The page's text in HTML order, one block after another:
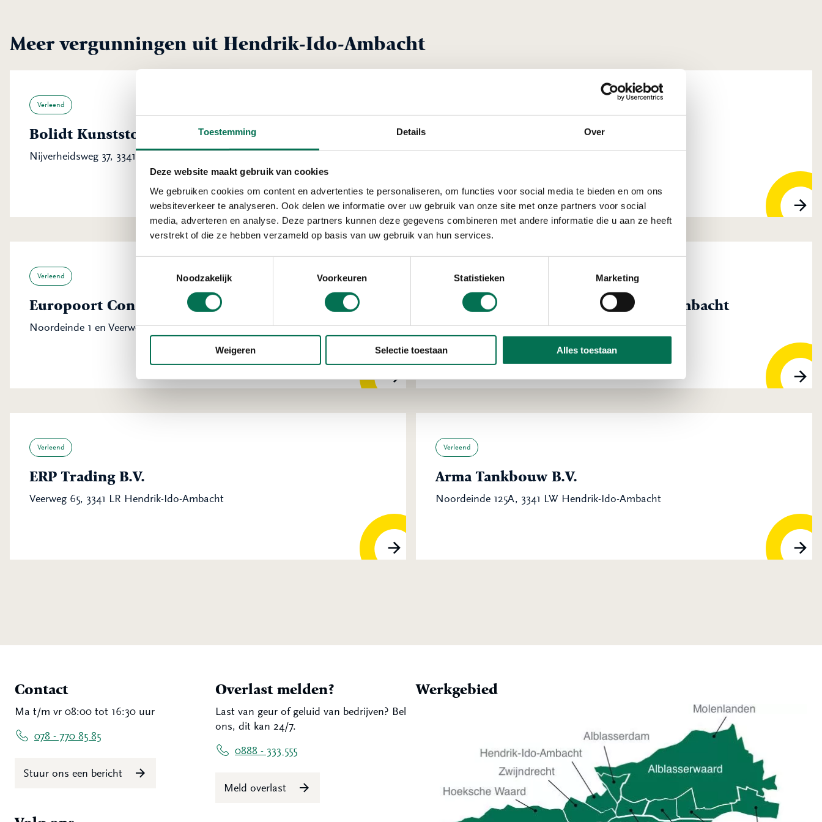
Toestemming Details Over
Deze website maakt gebruik van cookies
We gebruiken cookies om content en advertenties te personaliseren, om functies voor social media te bieden en om ons
websiteverkeer te analyseren. Ook delen we informatie over uw gebruik van onze site met onze partners voor social
media, adverteren en analyse. Deze partners kunnen deze gegevens combineren met andere informatie die u aan ze heeft
verstrekt of die ze hebben verzameld op basis van uw gebruik van hun services.
Noodzakelijk
Voorkeuren Statistieken Marketing
Weigeren Selectie toestaan Alles toestaan
Meer vergunningen uit Hendrik-Ido-Ambacht
Verleend
Bolidt Kunststoftoepassing B.V.
Nijverheidsweg 37, 3341 LJ Hendrik-Ido-Ambacht
Scheepswerf Niessen B.V.
Verleend
Europoort Construction B.V.
Noordeinde 1 en Veerweg 12, 3341 LW Hendrik-Ido-Ambacht
Verleend
Scheepswerf en Machinefabriek 't Ambacht
B.V.
Noordeinde 3, 3341 LW Hendrik-Ido-Ambacht
Verleend
ERP Trading B.V.
Veerweg 65, 3341 LR Hendrik-Ido-Ambacht
Verleend
Arma Tankbouw B.V.
Noordeinde 125A, 3341 LW Hendrik-Ido-Ambacht
Contact
Ma t/m vr 08:00 tot 16:30 uur
078 - 770 85 85
Stuur ons een bericht
Overlast melden?
Last van geur of geluid van bedrijven? Bel
ons, dit kan 24/7.
0888 - 333 555
Meld overlast
Werkgebied